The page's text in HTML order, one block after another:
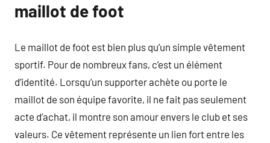
maillot de foot
Le maillot de foot est bien plus qu’un simple vêtement
sportif. Pour de nombreux fans, c’est un élément
d’identité. Lorsqu’un supporter achète ou porte le
maillot de son équipe favorite, il ne fait pas seulement
acte d’achat, il montre son amour envers le club et ses
valeurs. Ce vêtement représente un lien fort entre les